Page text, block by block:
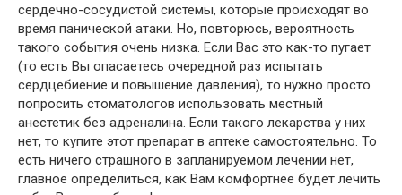
сердечно-сосудистой системы, которые происходят во
время панической атаки. Но, повторюсь, вероятность
такого события очень низка. Если Вас это как-то пугает
(то есть Вы опасаетесь очередной раз испытать
сердцебиение и повышение давления), то нужно просто
попросить стоматологов использовать местный
анестетик без адреналина. Если такого лекарства у них
нет, то купите этот препарат в аптеке самостоятельно. То
есть ничего страшного в запланируемом лечении нет,
главное определиться, как Вам комфортнее будет лечить